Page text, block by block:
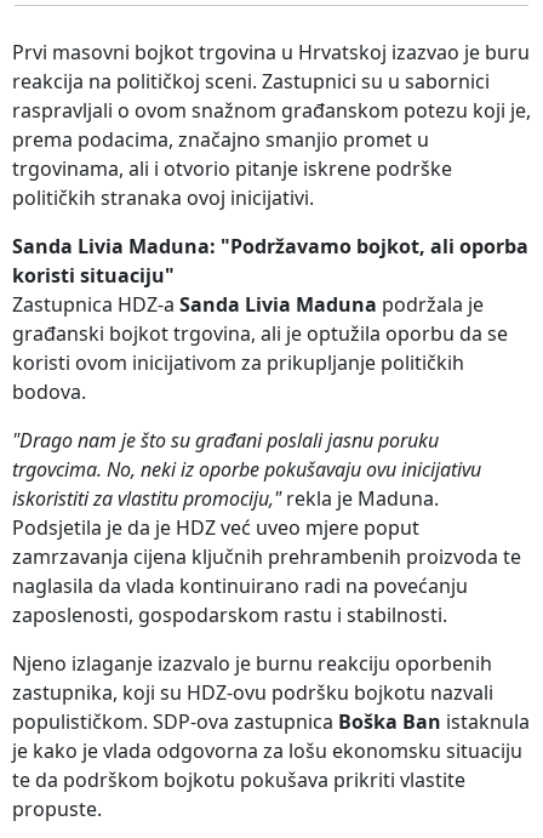
Prvi masovni bojkot trgovina u Hrvatskoj izazvao je buru
reakcija na političkoj sceni. Zastupnici su u sabornici
raspravljali o ovom snažnom građanskom potezu koji je,
prema podacima, značajno smanjio promet u
trgovinama, ali i otvorio pitanje iskrene podrške
političkih stranaka ovoj inicijativi.
Sanda Livia Maduna: "Podržavamo bojkot, ali oporba
koristi situaciju"
Zastupnica HDZ-a Sanda Livia Maduna podržala je
građanski bojkot trgovina, ali je optužila oporbu da se
koristi ovom inicijativom za prikupljanje političkih
bodova.
"Drago nam je što su građani poslali jasnu poruku
trgovcima. No, neki iz oporbe pokušavaju ovu inicijativu
iskoristiti za vlastitu promociju,"rekla je Maduna.
Podsjetila je da je HDZ već uveo mjere poput
zamrzavanja cijena ključnih prehrambenih proizvoda te
naglasila da vlada kontinuirano radi na povećanju
zaposlenosti, gospodarskom rastu i stabilnosti.
Njeno izlaganje izazvalo je burnu reakciju oporbenih
zastupnika, koji su HDZ-ovu podršku bojkotu nazvali
populističkom. SDP-ova zastupnica Boška Ban istaknula
je kako je vlada odgovorna za lošu ekonomsku situaciju
te da podrškom bojkotu pokušava prikriti vlastite
propuste.